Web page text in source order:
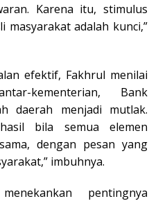
Karena itu, stimulus
masyarakat adalah kunci,”
efektif, Fakhrul menilai
kementerian, Bank
daerah menjadi mutlak.
bila semua elemen
dengan pesan yang
imbuhnya.
pentingnya